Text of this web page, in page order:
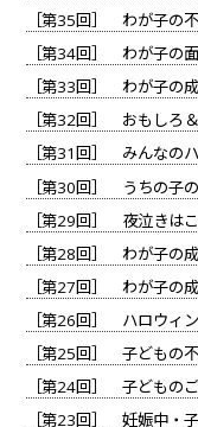
［第35回］ わが子の
［第34回］ わが子の
［第33回］ わが子の
［第32回］ おもしろ
［第31回］ みんなの
［第30回］ うちの子
［第29回］ 夜泣きは
［第28回］ わが子の
［第27回］ わが子の
［第26回］ ハロウィ
［第25回］ 子どもの
［第24回］ 子どもの
［第23回］ 妊娠中・